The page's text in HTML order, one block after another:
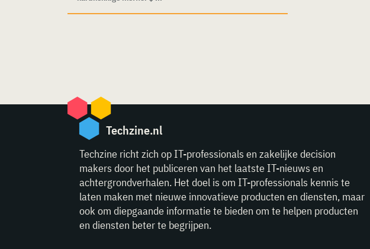
Techzine.nl
Techzine richt zich op IT-professionals en zakelijke decision
makers door het publiceren van het laatste IT-nieuws en
achtergrondverhalen. Het doel is om IT-professionals kennis te
laten maken met nieuwe innovatieve producten en diensten, maar
ook om diepgaande informatie te bieden om te helpen producten
en diensten beter te begrijpen.